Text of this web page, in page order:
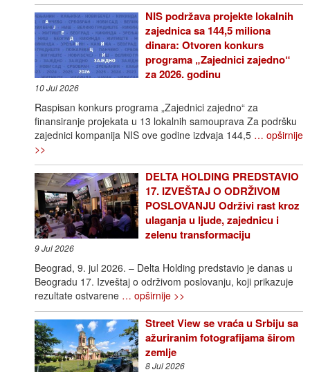
NIS podržava projekte lokalnih
zajednica sa 144,5 miliona
dinara: Otvoren konkurs
programa „Zajednici zajedno“
za 2026. godinu
10 Jul 2026
Raspisan konkurs programa „Zajednici zajedno“ za
finansiranje projekata u 13 lokalnih samouprava Za podršku
zajednici kompanija NIS ove godine izdvaja 144,5 … opširnije
>>
DELTA HOLDING PREDSTAVIO
17. IZVEŠTAJ O ODRŽIVOM
POSLOVANJU Održivi rast kroz
ulaganja u ljude, zajednicu i
zelenu transformaciju
9 Jul 2026
Beograd, 9. jul 2026. – Delta Holding predstavio je danas u
Beogradu 17. Izveštaj o održivom poslovanju, koji prikazuje
rezultate ostvarene … opširnije >>
Street View se vraća u Srbiju sa
ažuriranim fotografijama širom
zemlje
8 Jul 2026